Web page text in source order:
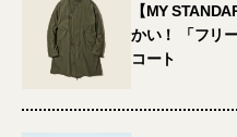
【MY
かい！ 「フリ
コート